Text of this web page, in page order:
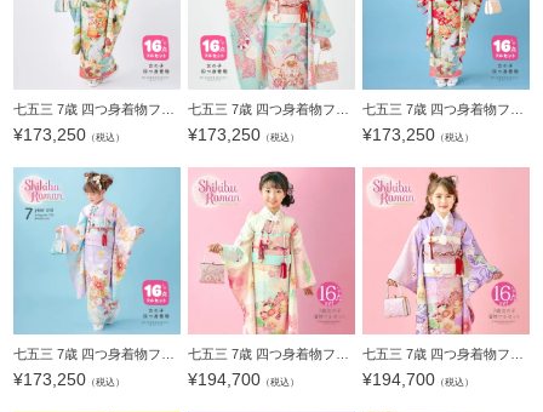
¥173,250 （税込） ¥173,250 （税込） ¥173,250（税込）
¥173,250 （税込） ¥194,700 （税込） ¥194,700（税込）